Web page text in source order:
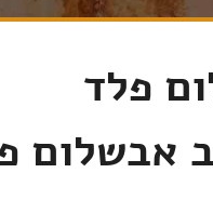
פלד
אבשלום